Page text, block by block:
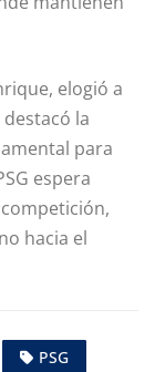
elogió a
la
para
espera
hacia el
PSG